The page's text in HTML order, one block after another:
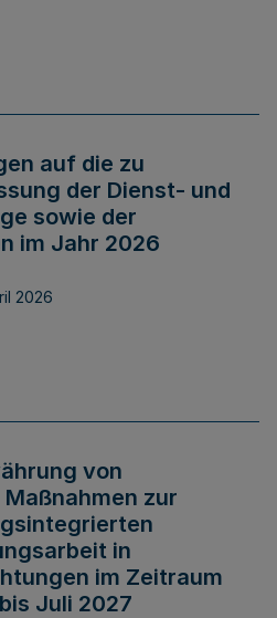
auf die zu
der Dienst- und
sowie der
im Jahr 2026
2026
von
zur
in
im Zeitraum
Juli 2027